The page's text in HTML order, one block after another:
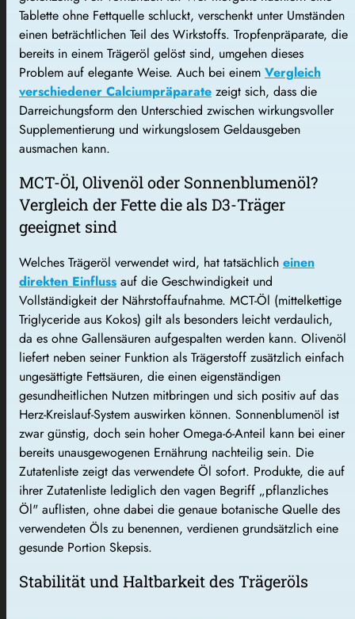
Tablette ohne Fettquelle schluckt, verschenkt unter Umständen
einen beträchtlichen Teil des Wirkstoffs. Tropfenpräparate, die
bereits in einem Trägeröl gelöst sind, umgehen dieses
Problem auf elegante Weise. Auch bei einem Vergleich
verschiedener Calciumpräparate zeigt sich, dass die
Darreichungsform den Unterschied zwischen wirkungsvoller
Supplementierung und wirkungslosem Geldausgeben
ausmachen kann.
MCT-Öl, Olivenöl oder Sonnenblumenöl?
Vergleich der Fette die als D3-Träger
geeignet sind
Welches Trägeröl verwendet wird, hat tatsächlich einen
direkten Einfluss auf die Geschwindigkeit und
Vollständigkeit der Nährstoffaufnahme. MCT-Öl (mittelkettige
Triglyceride aus Kokos) gilt als besonders leicht verdaulich,
da es ohne Gallensäuren aufgespalten werden kann. Olivenöl
liefert neben seiner Funktion als Trägerstoff zusätzlich einfach
ungesättigte Fettsäuren, die einen eigenständigen
gesundheitlichen Nutzen mitbringen und sich positiv auf das
Herz-Kreislauf-System auswirken können. Sonnenblumenöl ist
zwar günstig, doch sein hoher Omega-6-Anteil kann bei einer
bereits unausgewogenen Ernährung nachteilig sein. Die
Zutatenliste zeigt das verwendete Öl sofort. Produkte, die auf
ihrer Zutatenliste lediglich den vagen Begriff „pflanzliches
Öl" auflisten, ohne dabei die genaue botanische Quelle des
verwendeten Öls zu benennen, verdienen grundsätzlich eine
gesunde Portion Skepsis.
Stabilität und Haltbarkeit des Trägeröls